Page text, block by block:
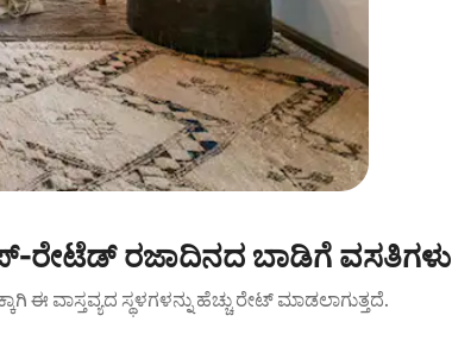
ರೇಟೆಡ್ ರಜಾದಿನದ ಬಾಡಿಗೆ ವಸತಿಗಳು
ಈ ವಾಸ್ತವ್ಯದ ಸ್ಥಳಗಳನ್ನು ಹೆಚ್ಚು ರೇಟ್ ಮಾಡಲಾಗುತ್ತದೆ.